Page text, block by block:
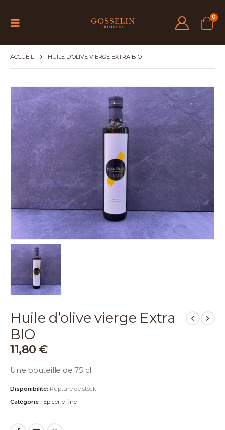
0
ACCUEIL HUILE D’OLIVE VIERGE EXTRA BIO
Huile d’olive vierge Extra
BIO
11,80 €
Une bouteille de 75 cl
Disponibilité: Rupture de stock
Catégorie : Épicerie fine